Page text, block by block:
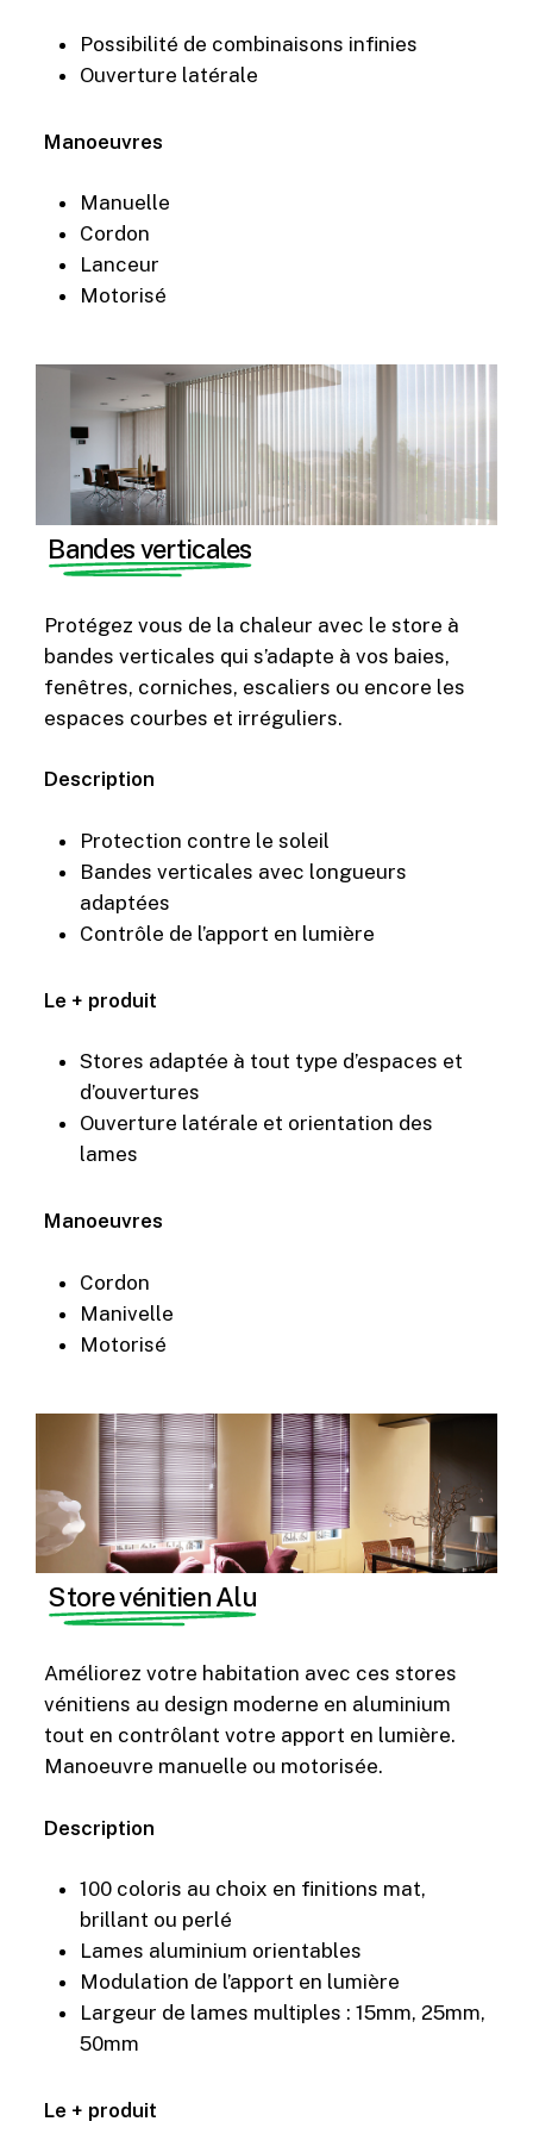
Possibilité de combinaisons infinies
Ouverture latérale
Manoeuvres
Manuelle
Cordon
Lanceur
Motorisé
Bandes verticales
Protégez vous de la chaleur avec le store à
bandes verticales qui s’adapte à vos baies,
fenêtres, corniches, escaliers ou encore les
espaces courbes et irréguliers.
Description
Protection contre le soleil
Bandes verticales avec longueurs
adaptées
Contrôle de l’apport en lumière
Le + produit
Stores adaptée à tout type d’espaces et
d’ouvertures
Ouverture latérale et orientation des
lames
Manoeuvres
Cordon
Manivelle
Motorisé
Store vénitien Alu
Améliorez votre habitation avec ces stores
vénitiens au design moderne en aluminium
tout en contrôlant votre apport en lumière.
Manoeuvre manuelle ou motorisée.
Description
100 coloris au choix en finitions mat,
brillant ou perlé
Lames aluminium orientables
Modulation de l’apport en lumière
Largeur de lames multiples : 15mm, 25mm,
50mm
Le + produit